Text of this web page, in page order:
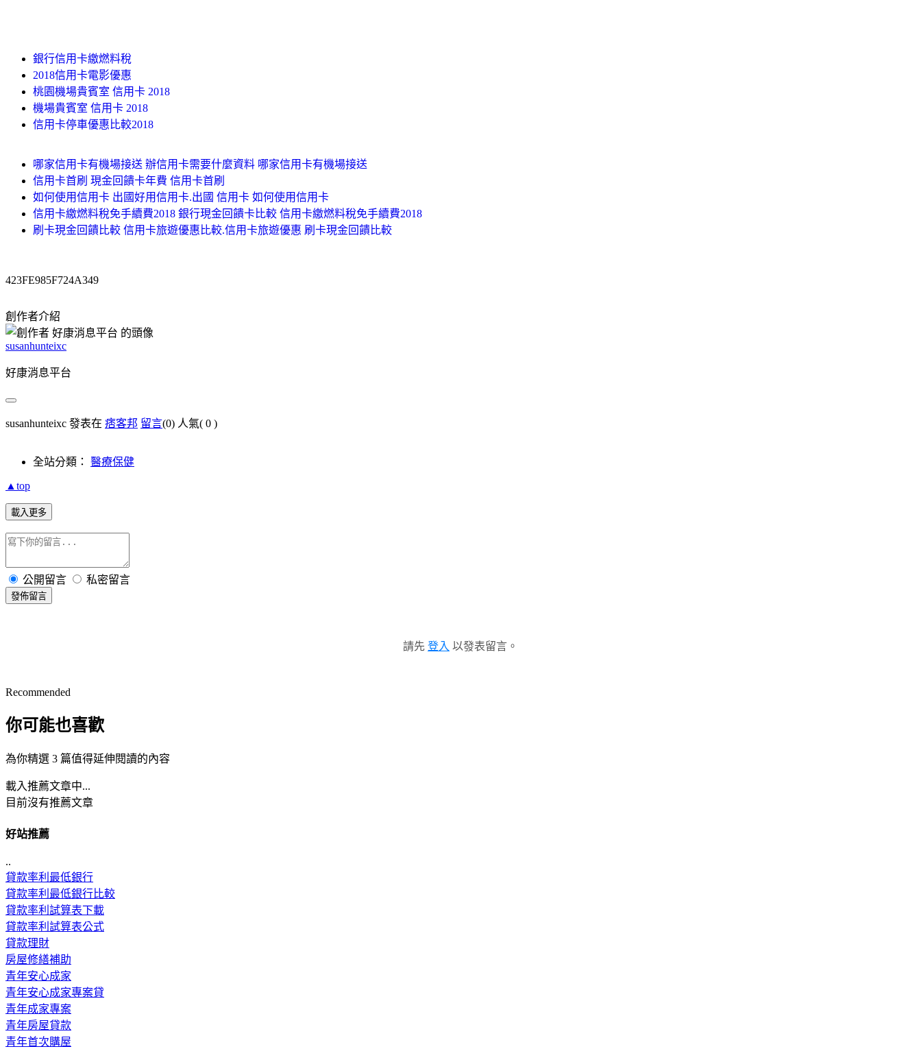
銀行信用卡繳燃料稅
2018信用卡電影優惠
桃園機場貴賓室 信用卡 2018
機場貴賓室 信用卡 2018
信用卡停車優惠比較2018
哪家信用卡有機場接送 辦信用卡需要什麼資料 哪家信用卡有機場接送
信用卡首刷 現金回饋卡年費 信用卡首刷
如何使用信用卡 出國好用信用卡.出國 信用卡 如何使用信用卡
信用卡繳燃料稅免手續費2018 銀行現金回饋卡比較 信用卡繳燃料稅免手續費2018
刷卡現金回饋比較 信用卡旅遊優惠比較.信用卡旅遊優惠 刷卡現金回饋比較
423FE985F724A349
創作者介紹
susanhunteixc
好康消息平台
susanhunteixc 發表在 痞客邦 留言(0) 人氣( 0 )
全站分類： 醫療保健
▲top
載入更多
公開留言 私密留言
發佈留言
請先 登入 以發表留言。
Recommended
你可能也喜歡
為你精選 3 篇值得延伸閱讀的內容
載入推薦文章中...
目前沒有推薦文章
好站推薦
..
貸款率利最低銀行
貸款率利最低銀行比較
貸款率利試算表下載
貸款率利試算表公式
貸款理財
房屋修繕補助
青年安心成家
青年安心成家專案貸
青年成家專案
青年房屋貸款
青年首次購屋